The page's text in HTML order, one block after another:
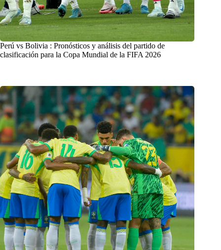
Perú vs Bolivia : Pronósticos y análisis del partido de
clasificación para la Copa Mundial de la FIFA 2026